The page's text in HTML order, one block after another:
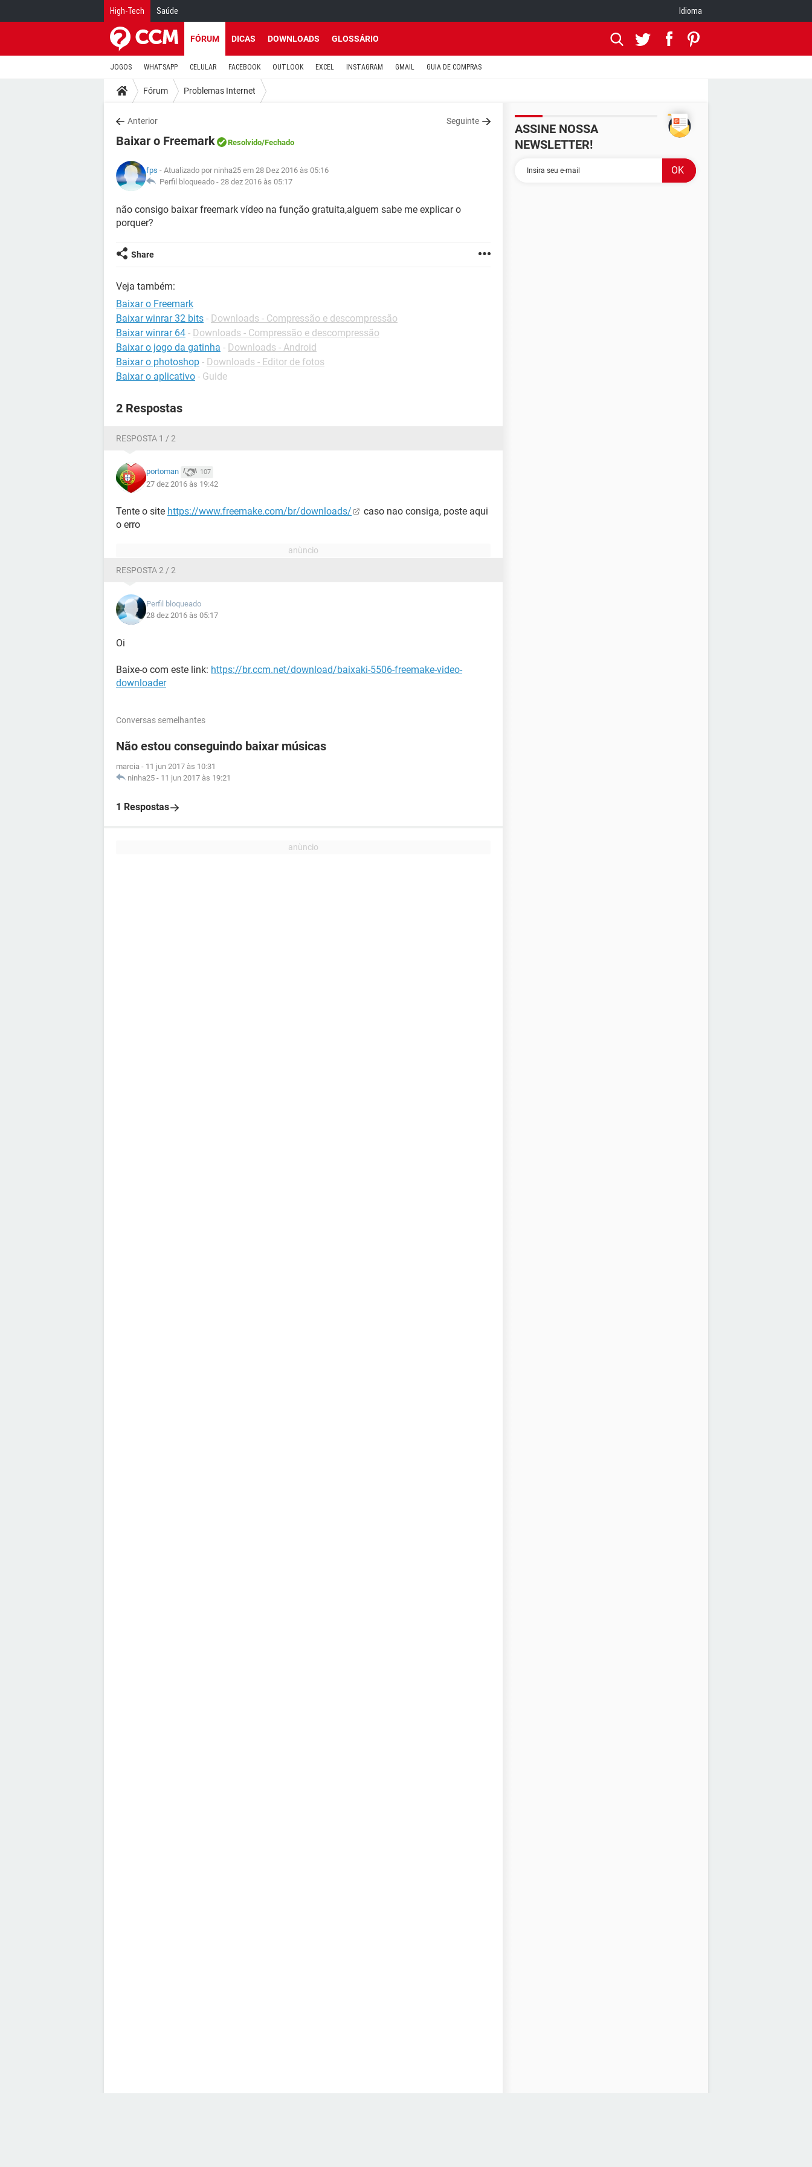
High-Tech Saúde Idioma
FÓRUM DICAS DOWNLOADS GLOSSÁRIO
JOGOS WHATSAPP CELULAR FACEBOOK OUTLOOK EXCEL INSTAGRAM GMAIL GUIA DE COMPRAS
Fórum Problemas Internet
Anterior Seguinte
Baixar o Freemark Resolvido/Fechado
fps - Atualizado por ninha25 em 28 Dez 2016 às 05:16
Perfil bloqueado - 28 dez 2016 às 05:17
não consigo baixar freemark vídeo na função gratuita,alguem sabe me explicar o
porquer?
Share
Veja também:
Baixar o Freemark
Baixar winrar 32 bits - Downloads - Compressão e descompressão
Baixar winrar 64 - Downloads - Compressão e descompressão
Baixar o jogo da gatinha - Downloads - Android
Baixar o photoshop - Downloads - Editor de fotos
Baixar o aplicativo - Guide
2 Respostas
RESPOSTA 1 / 2
portoman 107
27 dez 2016 às 19:42
Tente o site https://www.freemake.com/br/downloads/
caso nao consiga, poste aqui
o erro
RESPOSTA 2 / 2
Perfil bloqueado
28 dez 2016 às 05:17
Oi
Baixe-o com este link: https://br.ccm.net/download/baixaki-5506-freemake-video-
downloader
Conversas semelhantes
Não estou conseguindo baixar músicas
marcia - 11 jun 2017 às 10:31
ninha25 - 11 jun 2017 às 19:21
1 Respostas
ASSINE NOSSA
NEWSLETTER!